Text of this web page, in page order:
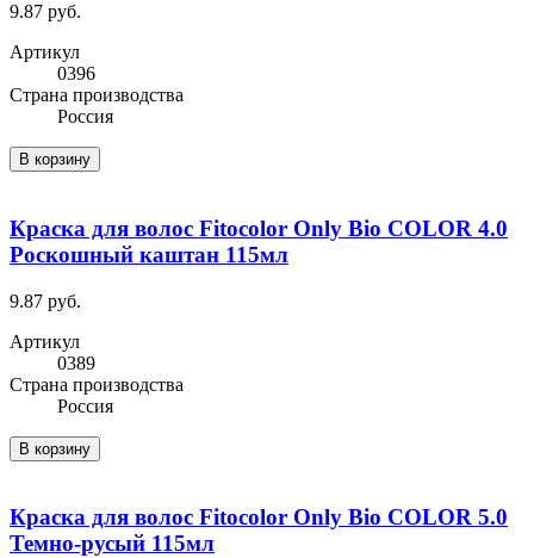
9.87 руб.
Артикул
0396
Cтрана производства
Россия
В корзину
Краска для волос Fitocolor Only Bio COLOR 4.0
Роскошный каштан 115мл
9.87 руб.
Артикул
0389
Cтрана производства
Россия
В корзину
Краска для волос Fitocolor Only Bio COLOR 5.0
Темно-русый 115мл